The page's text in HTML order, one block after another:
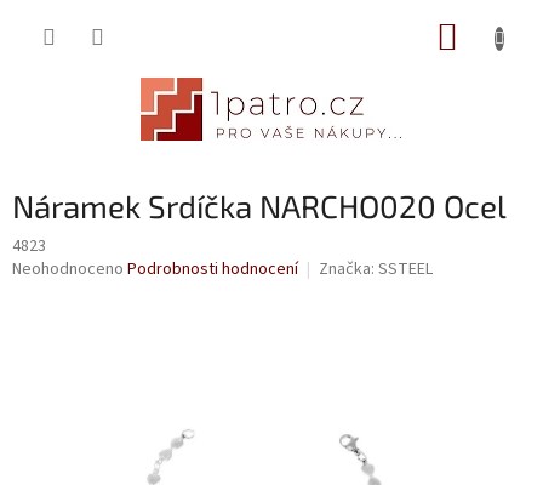
Náramek Srdíčka NARCHO020 Ocel
4823
Průměrné
Neohodnoceno Podrobnosti hodnocení Značka: SSTEEL